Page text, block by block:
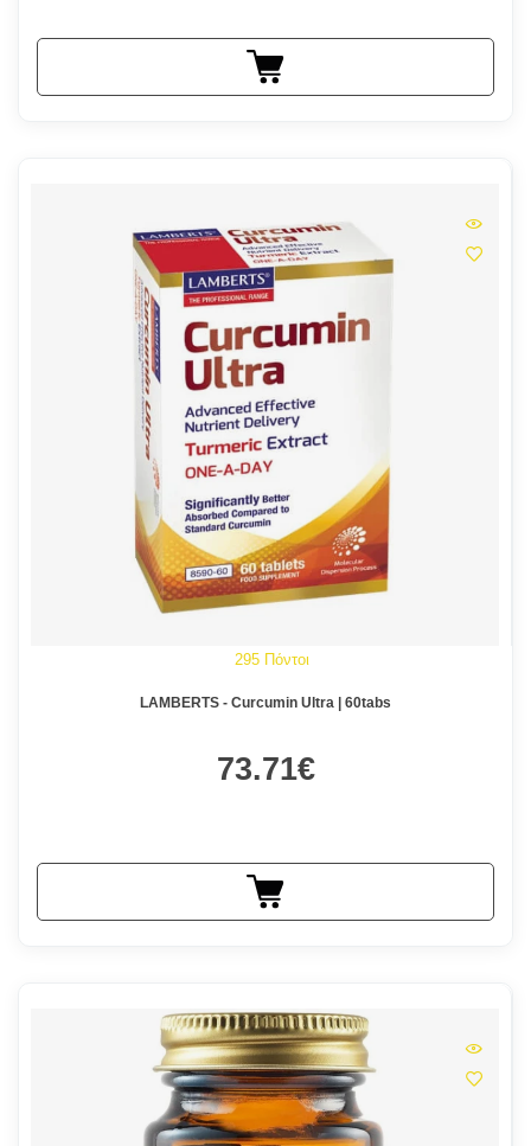
295 Πόντοι
LAMBERTS - Curcumin Ultra | 60tabs
73.71€